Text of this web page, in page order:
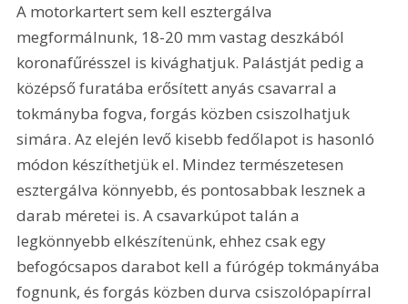
A motorkartert sem kell esztergálva
megformálnunk, 18-20 mm vastag deszkából
koronafűrésszel is kivághatjuk. Palástját pedig a
középső furatába erősített anyás csavarral a
tokmányba fogva, forgás közben csiszolhatjuk
simára. Az elején levő kisebb fedőlapot is hasonló
módon készíthetjük el. Mindez természetesen
esztergálva könnyebb, és pontosabbak lesznek a
darab méretei is. A csavarkúpot talán a
legkönnyebb elkészítenünk, ehhez csak egy
befogócsapos darabot kell a fúrógép tokmányába
fognunk, és forgás közben durva csiszolópapírral